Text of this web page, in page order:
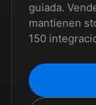
guiada.
mantienen
150